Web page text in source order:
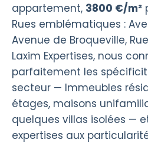
appartement, 3800 €/m²
Rues emblématiques :
Avenue de Broqueville,
Laxim Expertises, nous
parfaitement les
secteur — Immeubles
étages, maisons
quelques villas isolées —
expertises aux